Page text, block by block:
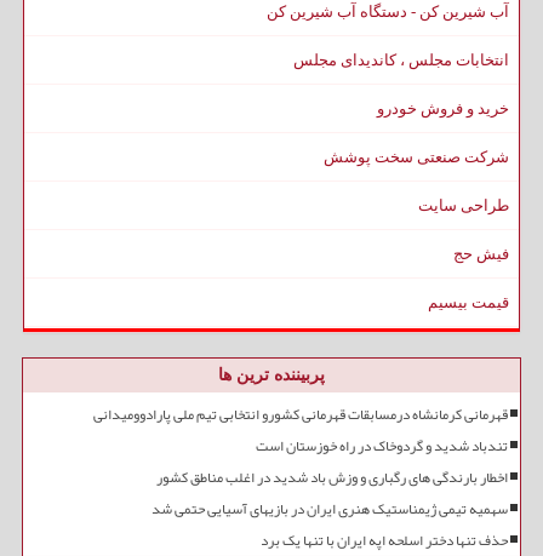
آب شیرین کن - دستگاه آب شیرین کن
انتخابات مجلس ، کاندیدای مجلس
خرید و فروش خودرو
شرکت صنعتی سخت پوشش
طراحی سایت
فیش حج
قیمت بیسیم
پربیننده ترین ها
قهرمانی کرمانشاه درمسابقات قهرمانی کشورو انتخابی تیم ملی پارادوومیدانی
تندباد شدید و گردوخاک در راه خوزستان است
اخطار بارندگی های رگباری و وزش باد شدید در اغلب مناطق کشور
سهمیه تیمی ژیمناستیک هنری ایران در بازیهای آسیایی حتمی شد
حذف تنها دختر اسلحه اپه ایران با تنها یک برد